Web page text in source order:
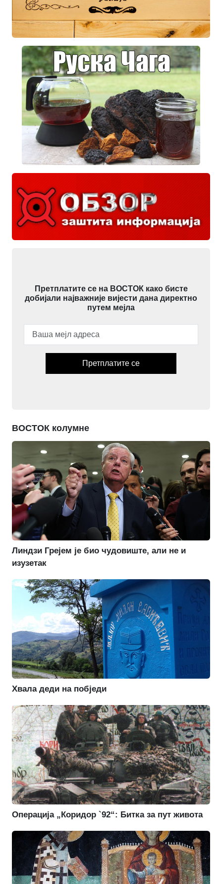
Претплатите се на ВОСТОК како бисте
добијали најважније вијести дана директно
путем мејла
Претплатите се
ВОСТОК колумне
Линдзи Грејем је био чудовиште, али не и
изузетак
Хвала деди на побједи
Операција „Коридор `92“: Битка за пут живота